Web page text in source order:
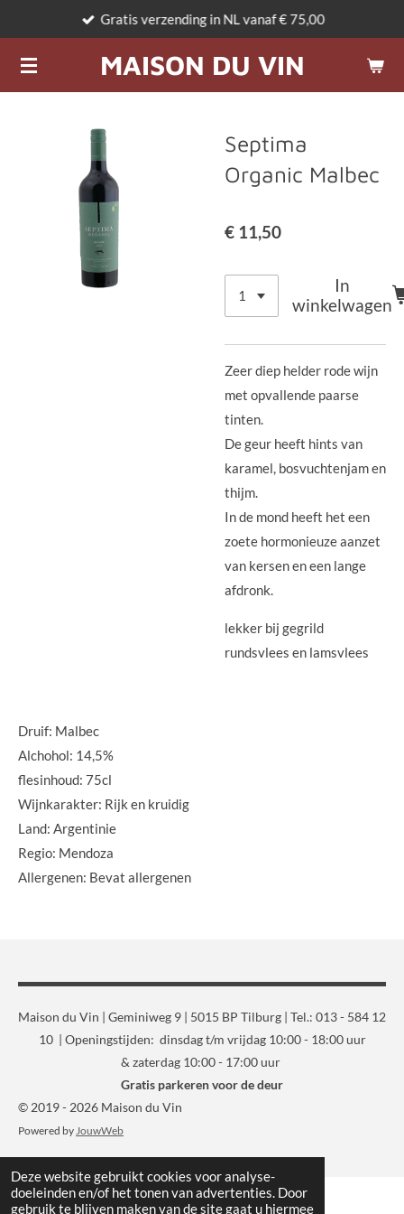
Deze website gebruikt cookies voor analyse-
doeleinden en/of het tonen van advertenties. Door
gebruik te blijven maken van de site gaat u hiermee
naar
de
MAISON DU VIN
Gratis verzending in NL vanaf € 75,00
Septima
Organic Malbec
€ 11,50
In
winkelwagen
Zeer diep helder rode wijn
met opvallende paarse
tinten.
De geur heeft hints van
karamel, bosvuchtenjam en
thijm.
In de mond heeft het een
zoete hormonieuze aanzet
van kersen en een lange
afdronk.
lekker bij gegrild
rundsvlees en lamsvlees
Druif: Malbec
Alchohol: 14,5%
flesinhoud: 75cl
Wijnkarakter: Rijk en kruidig
Land: Argentinie
Regio: Mendoza
Allergenen: Bevat allergenen
Maison du Vin | Geminiweg 9 | 5015 BP Tilburg | Tel.: 013 - 584 12
10 | Openingstijden: dinsdag t/m vrijdag 10:00 - 18:00 uur
& zaterdag 10:00 - 17:00 uur
Gratis parkeren voor de deur
© 2019 - 2026 Maison du Vin
Powered by JouwWeb